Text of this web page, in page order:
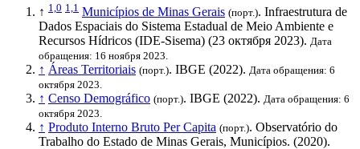
↑ 1,0 1,1 Municípios de Minas Gerais (порт.). Infraestrutura de
Dados Espaciais do Sistema Estadual de Meio Ambiente e
Recursos Hídricos (IDE-Sisema) (23 октября 2023). Дата
обращения: 16 ноября 2023.
↑ Áreas Territoriais (порт.). IBGE (2022). Дата обращения: 6
октября 2023.
↑ Censo Demográfico (порт.). IBGE (2022). Дата обращения: 6
октября 2023.
↑ Produto Interno Bruto Per Capita (порт.). Observatório do
Trabalho do Estado de Minas Gerais, Municípios. (2020).